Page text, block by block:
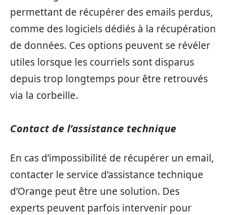
permettant de récupérer des emails perdus,
comme des logiciels dédiés à la récupération
de données. Ces options peuvent se révéler
utiles lorsque les courriels sont disparus
depuis trop longtemps pour être retrouvés
via la corbeille.
Contact de l’assistance technique
En cas d’impossibilité de récupérer un email,
contacter le service d’assistance technique
d’Orange peut être une solution. Des
experts peuvent parfois intervenir pour